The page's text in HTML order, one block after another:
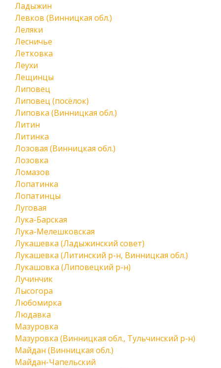
Ладыжин
Левков (Винницкая обл.)
Леляки
Лесничье
Летковка
Леухи
Лещинцы
Липовец
Липовец (посёлок)
Липовка (Винницкая обл.)
Литин
Литинка
Лозовая (Винницкая обл.)
Лозовка
Ломазов
Лопатинка
Лопатинцы
Луговая
Лука-Барская
Лука-Мелешковская
Лукашевка (Ладыжинский совет)
Лукашевка (Литинский р-н, Винницкая обл.)
Лукашовка (Липовецкий р-н)
Лучинчик
Лысогора
Любомирка
Людавка
Мазуровка
Мазуровка (Винницкая обл., Тульчинский р-н)
Майдан (Винницкая обл.)
Майдан-Чапельский